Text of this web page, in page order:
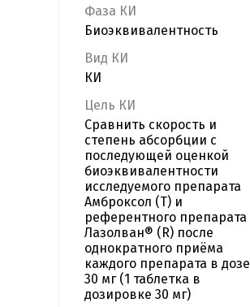
Фаза КИ
Биоэквивалентность
Вид КИ
КИ
Цель КИ
Cравнить скорость и
степень абсорбции с
последующей оценкой
биоэквивалентности
исследуемого препарата
Амброксол (T) и
референтного препарата
Лазолван® (R) после
однократного приёма
каждого препарата в дозе
30 мг (1 таблетка в
дозировке 30 мг)